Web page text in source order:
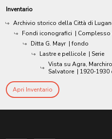
Inventario
Archivio storico della Città di
Fondi iconografici |
Ditta G. Mayr | fondo
Lastre e pellicole | Serie
Vista su Agra,
Salvatore | 1920-1930
Apri Inventario